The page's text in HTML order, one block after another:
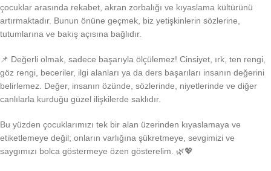
çocuklar arasında rekabet, akran zorbalığı ve kıyaslama kültürünü
artırmaktadır. Bunun önüne geçmek, biz yetişkinlerin sözlerine,
tutumlarına ve bakış açısına bağlıdır.
📌 Değerli olmak, sadece başarıyla ölçülemez! Cinsiyet, ırk, ten rengi,
göz rengi, beceriler, ilgi alanları ya da ders başarıları insanın değerini
belirlemez. Değer, insanın özünde, sözlerinde, niyetlerinde ve diğer
canlılarla kurduğu güzel ilişkilerde saklıdır.
Bu yüzden çocuklarımızı tek bir alan üzerinden kıyaslamaya ve
etiketlemeye değil; onların varlığına şükretmeye, sevgimizi ve
saygımızı bolca göstermeye özen gösterelim. 🌿💖